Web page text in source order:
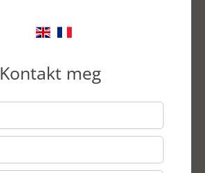
Kontakt meg